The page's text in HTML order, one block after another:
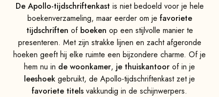
De Apollo-tijdschriftenkast is niet bedoeld voor je hele
boekenverzameling, maar eerder om je favoriete
tijdschriften of boeken op een stijlvolle manier te
presenteren. Met zijn strakke lijnen en zacht afgeronde
hoeken geeft hij elke ruimte een bijzondere charme. Of je
hem nu in de woonkamer, je thuiskantoor of in je
leeshoek gebruikt, de Apollo-tijdschriftenkast zet je
favoriete titels vakkundig in de schijnwerpers.